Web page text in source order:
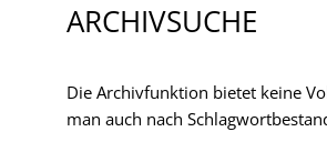
ARCHIVSUCHE
Die Archivfunktion bietet keine
man auch nach